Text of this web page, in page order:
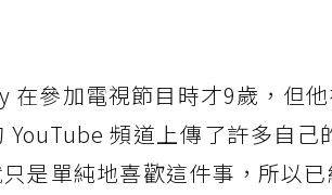
在參加電視節目時才9歲，但
YouTube 頻道上傳了許多自
是單純地喜歡這件事，所以